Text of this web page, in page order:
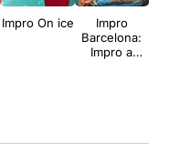
Impro On ice
Impro
Barcelona:
Impro a